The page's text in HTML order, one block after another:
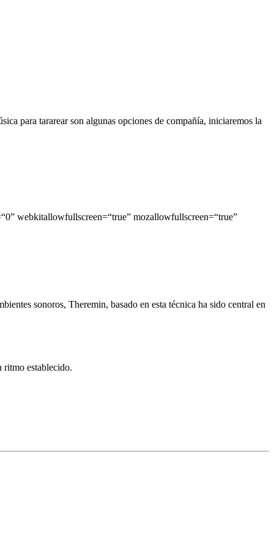
para tararear son algunas opciones de compañía, iniciaremos la
webkitallowfullscreen=“true” mozallowfullscreen=“true”
sonoros, Theremin, basado en esta técnica ha sido central en
ritmo establecido.